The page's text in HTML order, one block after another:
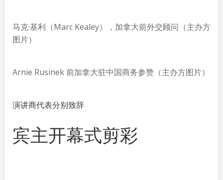
马克·基利（Marc Kealey），加拿大前外交顾问（主办方
图片）
Arnie Rusinek 前加拿大驻中国商务参赞（主办方图片）
演讲商代表分别致辞
宾主开幕式剪彩